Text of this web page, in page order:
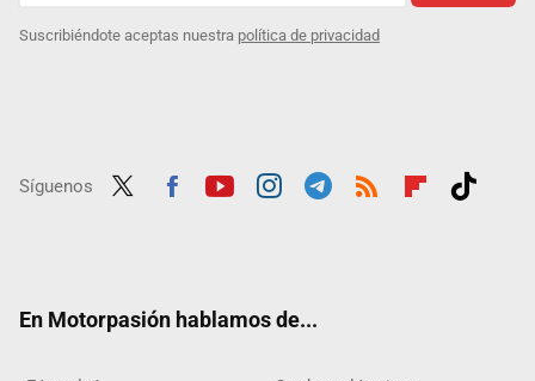
Suscribiéndote aceptas nuestra política de privacidad
Síguenos
En Motorpasión hablamos de...